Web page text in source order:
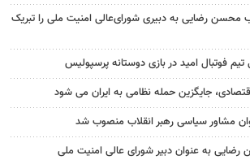
محسن رضایی به دبیری شورای‌عالی امنیت ملی را تبریک
فوتبال امید در بازی دوستانه پرسپولیس
جایگزین حمله نظامی به ایران می شود
مشاور سیاسی رهبر انقلاب منصوب شد
به عنوان دبیر شورای عالی امنیت ملی